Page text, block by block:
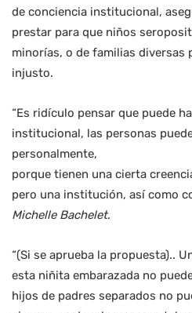
de conciencia institucional,
prestar para que niños
minorías, o de familias
injusto.
“Es ridículo pensar que puede
institucional, las personas
personalmente,
porque tienen una cierta
pero una institución, así como
Michelle Bachelet.
“(Si se aprueba la propuesta)..
esta niñita embarazada no
hijos de padres separados no